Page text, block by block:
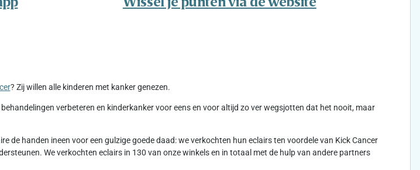
? Zij willen alle kinderen met kanker genezen.
verbeteren en kinderkanker voor eens en voor altijd zo ver wegsjotten dat het nooit, maar
de handen ineen voor een gulzige goede daad: we verkochten hun eclairs ten voordele van Kick Cancer
We verkochten eclairs in 130 van onze winkels en in totaal met de hulp van andere partners